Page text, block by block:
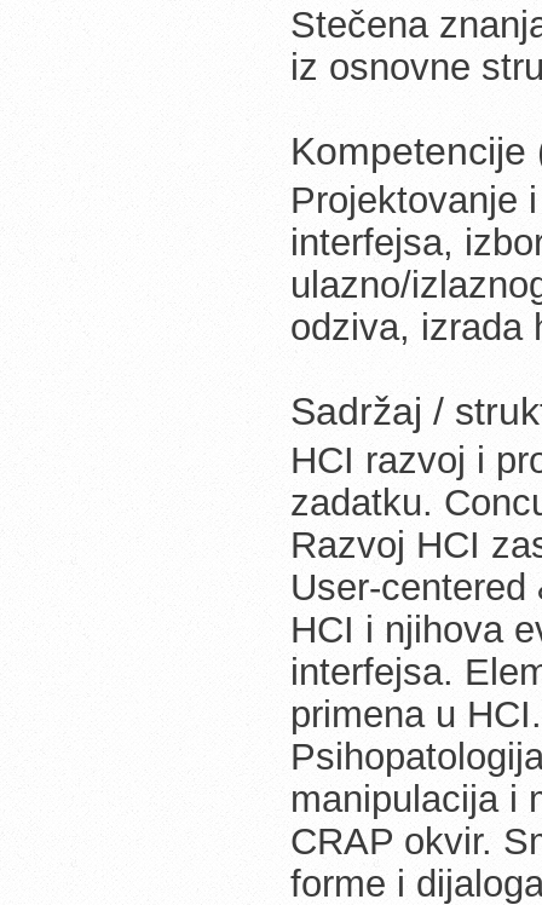
Stečena
iz osnovne
Kompetencije
Projektovanje
interfejsa,
ulazno/
odziva, izrada
Sadržaj /
HCI razvoj i
zadatku.
Razvoj HCI
User-
HCI i njihova
interfejsa.
primena u
manipulacija i
CRAP okvir.
forme i